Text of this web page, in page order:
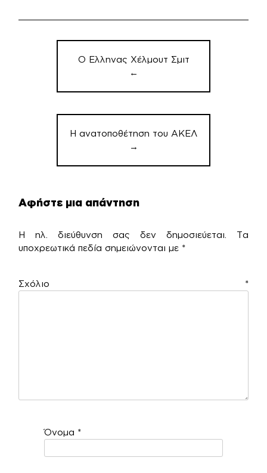
Πλοήγηση
άρθρωνΟ Ελληνας Χέλμουτ Σμιτ
←
Η ανατοποθέτηση του ΑΚΕΛ
→
Αφήστε μια απάντηση
Η ηλ. διεύθυνση σας δεν δημοσιεύεται.
Τα
υποχρεωτικά πεδία σημειώνονται με *
Σχόλιο *
Όνομα *